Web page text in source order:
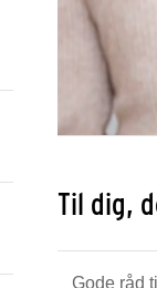
Til dig,
Gode råd